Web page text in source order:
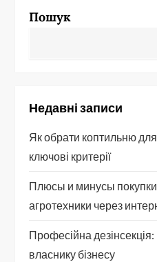
Пошук
Недавні записи
Як обрати коптильню
ключові критерії
Плюсы и минусы покупки
агротехники через
Професійна
власнику бізнесу